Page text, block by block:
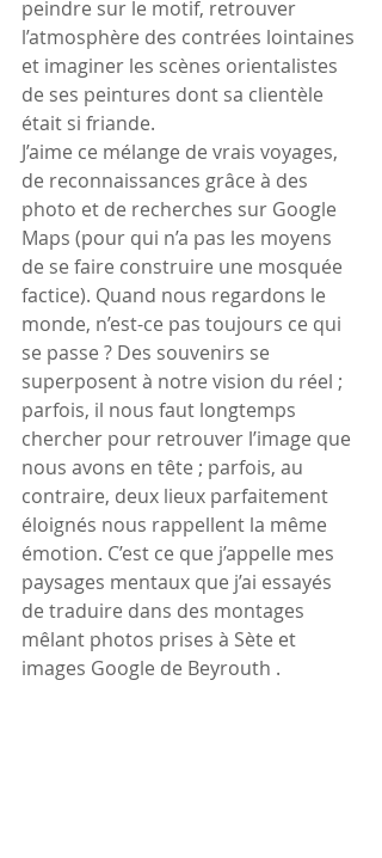
peindre sur le motif, retrouver
l’atmosphère des contrées lointaines
et imaginer les scènes orientalistes
de ses peintures dont sa clientèle
était si friande.
J’aime ce mélange de vrais voyages,
de reconnaissances grâce à des
photo et de recherches sur Google
Maps (pour qui n’a pas les moyens
de se faire construire une mosquée
factice). Quand nous regardons le
monde, n’est-ce pas toujours ce qui
se passe ? Des souvenirs se
superposent à notre vision du réel ;
parfois, il nous faut longtemps
chercher pour retrouver l’image que
nous avons en tête ; parfois, au
contraire, deux lieux parfaitement
éloignés nous rappellent la même
émotion. C’est ce que j’appelle mes
paysages mentaux que j’ai essayés
de traduire dans des montages
mêlant photos prises à Sète et
images Google de Beyrouth .